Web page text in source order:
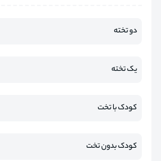
دو تخته
یک تخته
کودک با تخت
کودک بدون تخت